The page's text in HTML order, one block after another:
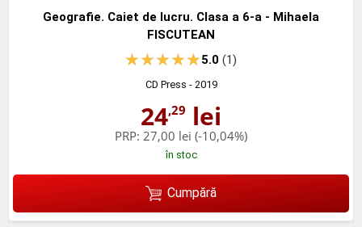
Geografie. Caiet de lucru. Clasa a 6-a - Mihaela
FISCUTEAN
5.0(1)
CD Press - 2019
24,29 lei
PRP: 27,00 lei (-10,04%)
în stoc
Cumpără